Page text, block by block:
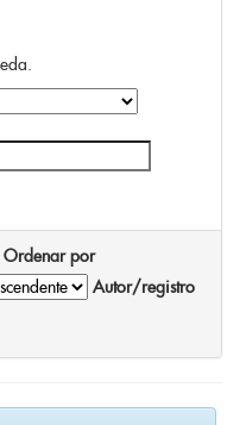
Ordenar por
Autor/registro